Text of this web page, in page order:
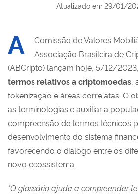
Atualizado em 29/01/
A
Comissão de Valores
Associação Brasileira de
(ABCripto) lançam hoje, 5/12/2023,
termos relativos a criptomoedas,
tokenização e áreas correlatas. O
as terminologias e auxiliar a
compreensão de termos técnicos
desenvolvimento do sistema
favorecendo o diálogo entre os
novo ecossistema.
"O glossário ajuda a compreender